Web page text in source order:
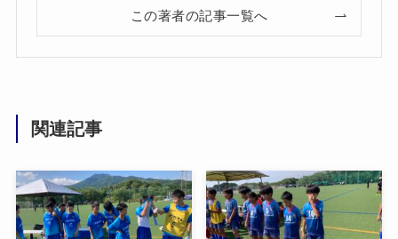
この著者の記事一覧へ
関連記事